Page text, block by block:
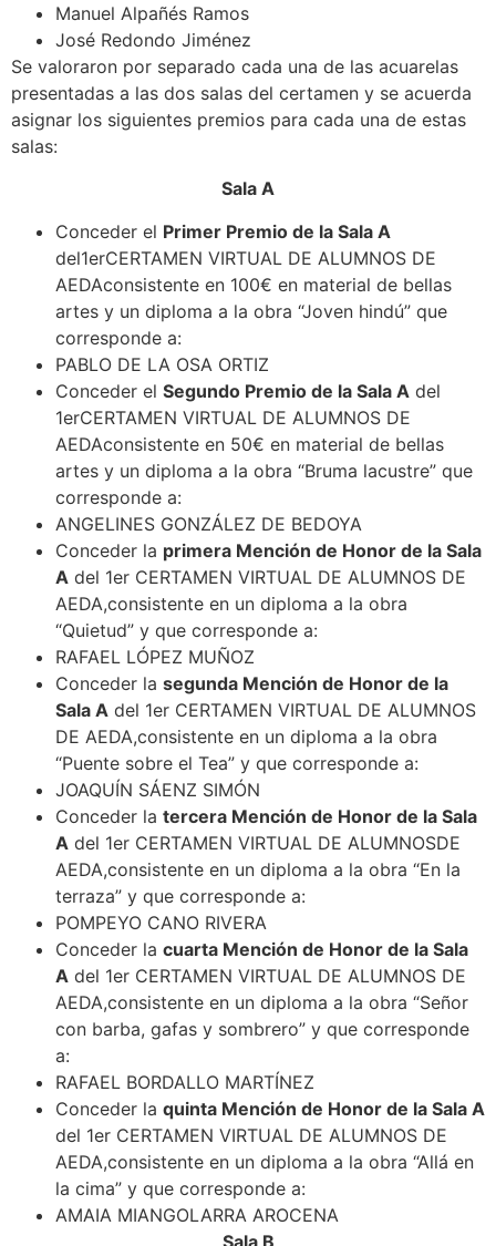
Manuel Alpañés Ramos
José Redondo Jiménez
Se valoraron por separado cada una de las acuarelas
presentadas a las dos salas del certamen y se acuerda
asignar los siguientes premios para cada una de estas
salas:
Sala A
Conceder el Primer Premio de la Sala A
del1erCERTAMEN VIRTUAL DE ALUMNOS DE
AEDAconsistente en 100€ en material de bellas
artes y un diploma a la obra “Joven hindú” que
corresponde a:
PABLO DE LA OSA ORTIZ
Conceder el Segundo Premio de la Sala A del
1erCERTAMEN VIRTUAL DE ALUMNOS DE
AEDAconsistente en 50€ en material de bellas
artes y un diploma a la obra “Bruma lacustre” que
corresponde a:
ANGELINES GONZÁLEZ DE BEDOYA
Conceder la primera Mención de Honor de la Sala
A del 1er CERTAMEN VIRTUAL DE ALUMNOS DE
AEDA,consistente en un diploma a la obra
“Quietud” y que corresponde a:
RAFAEL LÓPEZ MUÑOZ
Conceder la segunda Mención de Honor de la
Sala A del 1er CERTAMEN VIRTUAL DE ALUMNOS
DE AEDA,consistente en un diploma a la obra
“Puente sobre el Tea” y que corresponde a:
JOAQUÍN SÁENZ SIMÓN
Conceder la tercera Mención de Honor de la Sala
A del 1er CERTAMEN VIRTUAL DE ALUMNOSDE
AEDA,consistente en un diploma a la obra “En la
terraza” y que corresponde a:
POMPEYO CANO RIVERA
Conceder la cuarta Mención de Honor de la Sala
A del 1er CERTAMEN VIRTUAL DE ALUMNOS DE
AEDA,consistente en un diploma a la obra “Señor
con barba, gafas y sombrero” y que corresponde
a:
RAFAEL BORDALLO MARTÍNEZ
Conceder la quinta Mención de Honor de la Sala A
del 1er CERTAMEN VIRTUAL DE ALUMNOS DE
AEDA,consistente en un diploma a la obra “Allá en
la cima” y que corresponde a:
AMAIA MIANGOLARRA AROCENA
Sala B